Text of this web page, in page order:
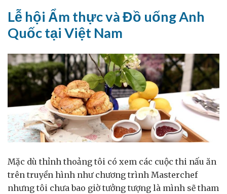
quý
của
Việt
Lễ hội Ẩm thực và Đồ uống Anh
Quốc tại Việt Nam
Mặc dù thỉnh thoảng tôi có xem các cuộc thi nấu ăn
trên truyền hình như chương trình Masterchef
nhưng tôi chưa bao giờ tưởng tượng là mình sẽ tham